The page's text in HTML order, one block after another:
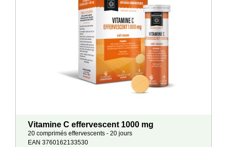
Vitamine C effervescent 1000 mg
20 comprimés effervescents - 20 jours
EAN 3760162133530